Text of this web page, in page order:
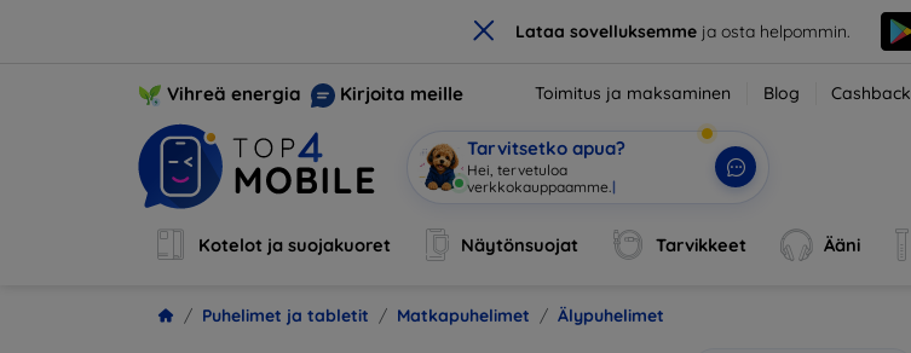
× Lataa sovelluksemmeja osta helpommin.
Vihreä energia Kirjoita meille Toimitus ja maksaminen Blog Cashback
Tarvitsetko apua?
Ol|
Kotelot ja suojakuoret Näytönsuojat Tarvikkeet Ääni
Puhelimet ja tabletit Matkapuhelimet Älypuhelimet